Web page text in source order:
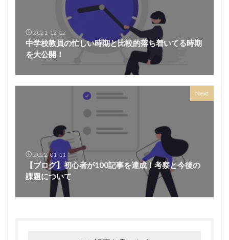
2021-12-12
中学校教員の忙しい時期と比較的落ち着いてる時期
を大公開！
Next
2022-01-11
【ブログ】初心者が100記事を達成！考察と今後の
課題について